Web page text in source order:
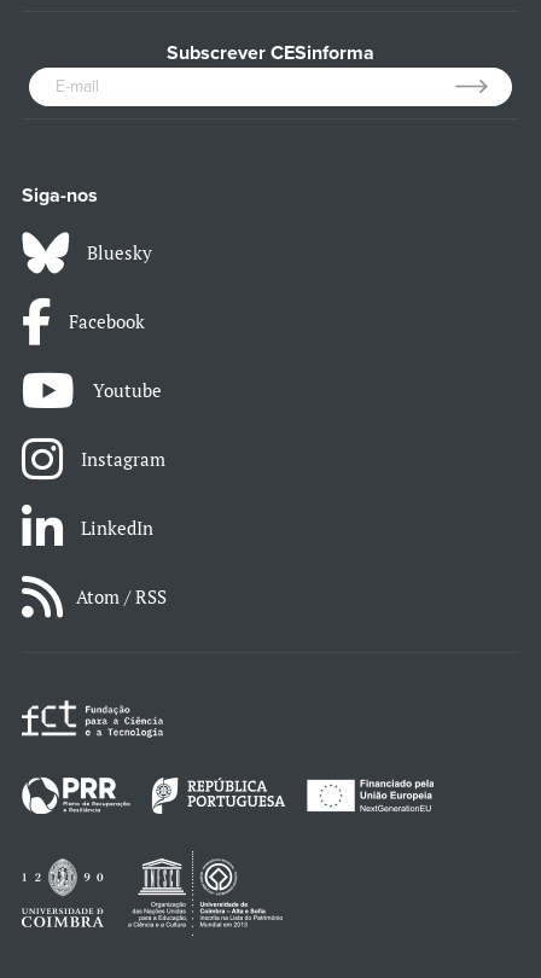
Subscrever CESinforma
Siga-nos
Bluesky
Facebook
Youtube
Instagram
LinkedIn
Atom / RSS